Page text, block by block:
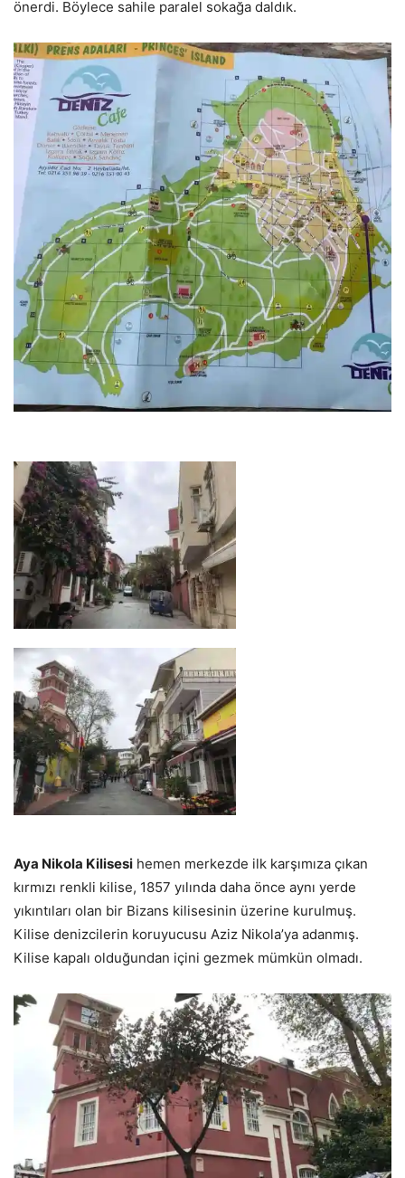
önerdi. Böylece sahile paralel sokağa daldık.
Aya Nikola Kilisesi hemen merkezde ilk karşımıza çıkan
kırmızı renkli kilise, 1857 yılında daha önce aynı yerde
yıkıntıları olan bir Bizans kilisesinin üzerine kurulmuş.
Kilise denizcilerin koruyucusu Aziz Nikola’ya adanmış.
Kilise kapalı olduğundan içini gezmek mümkün olmadı.